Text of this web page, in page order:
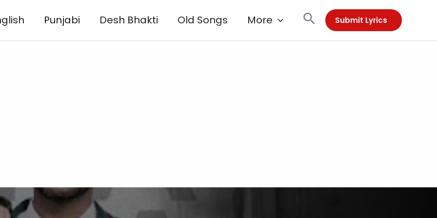
Punjabi Desh Bhakti Old Songs More SearchSubmit Lyrics